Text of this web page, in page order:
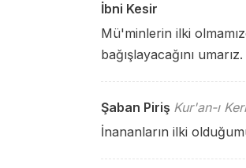
İbni Kesir
Mü'minlerin ilki
bağışlayacağını umarız.
Şaban Piriş Kur'an-ı
İnananların ilki